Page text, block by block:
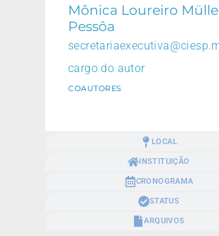
LOCAL
INSTITUIÇÃO
CRONOGRAMA
STATUS
ARQUIVOS
Mônica Loureiro
Pessôa
cargo do autor
COAUTORES